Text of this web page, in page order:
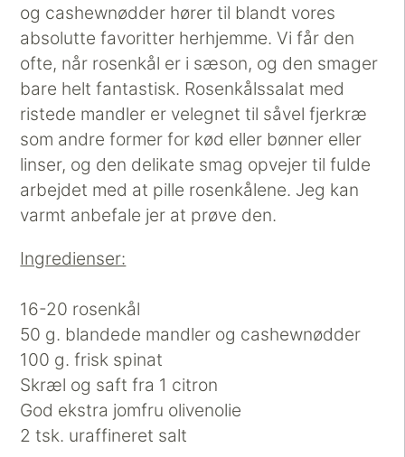
og cashewnødder hører til blandt vores
absolutte favoritter herhjemme. Vi får den
ofte, når rosenkål er i sæson, og den smager
bare helt fantastisk. Rosenkålssalat med
ristede mandler er velegnet til såvel fjerkræ
som andre former for kød eller bønner eller
linser, og den delikate smag opvejer til fulde
arbejdet med at pille rosenkålene. Jeg kan
varmt anbefale jer at prøve den.
Ingredienser:
16-20 rosenkål
50 g. blandede mandler og cashewnødder
100 g. frisk spinat
Skræl og saft fra 1 citron
God ekstra jomfru olivenolie
2 tsk. uraffineret salt